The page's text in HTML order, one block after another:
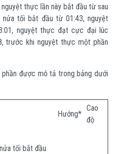
thực lần này bắt đầu từ sau
tối bắt đầu từ 01:43, nguyệt
nguyệt thực đạt cực đại lúc
trước khi nguyệt thực một phần
được mô tả trong bảng dưới
Hướng*
Cao
độ
tối bắt đầu